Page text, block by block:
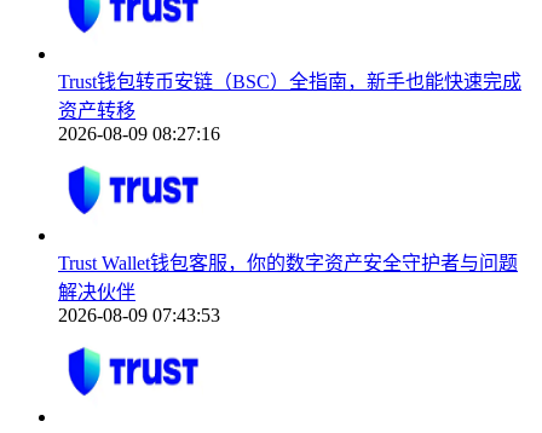
Trust钱包转币安链（BSC）全指南，新手也能快速完成
资产转移
2026-08-09 08:27:16
Trust Wallet钱包客服，你的数字资产安全守护者与问题
解决伙伴
2026-08-09 07:43:53